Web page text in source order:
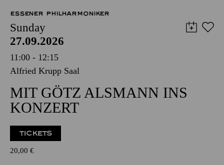
ESSENER PHILHARMONIKER
Sunday
27.09.2026
11:00 - 12:15
Alfried Krupp Saal
MIT GÖTZ ALSMANN INS
KONZERT
TICKETS
20,00 €